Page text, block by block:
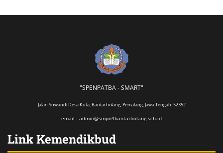
"SPENPATBA - SMART"
Jalan Suwandi Desa Kuta, Bantarbolang, Pemalang, Jawa Tengah. 52352
email : admin@smpn4bantarbolang.sch.id
Link Kemendikbud